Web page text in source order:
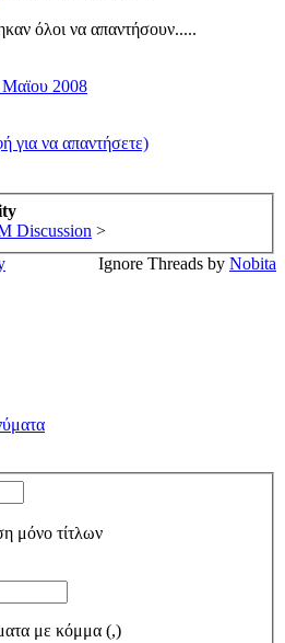
όλοι να απαντήσουν.....
Μαϊου 2008
για να απαντήσετε)
Discussion >
Ignore Threads by Nobita
μόνο τίτλων
με κόμμα (,)